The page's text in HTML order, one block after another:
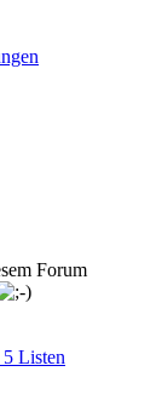
Forum
Listen